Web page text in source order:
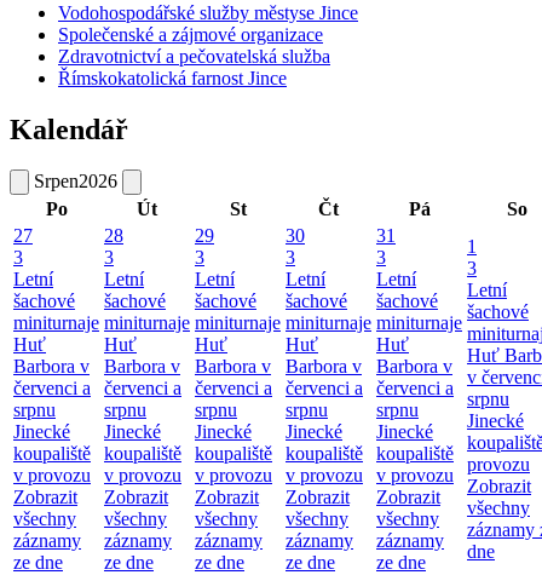
Vodohospodářské služby městyse Jince
Společenské a zájmové organizace
Zdravotnictví a pečovatelská služba
Římskokatolická farnost Jince
Kalendář
Srpen2026
Po
Út St Čt Pá
So
27
3
Letní
šachové
miniturnaje
Huť
Barbora v
červenci a
srpnu
Jinecké
koupaliště
v provozu
Zobrazit
všechny
záznamy
ze dne
28
3
Letní
šachové
miniturnaje
Huť
Barbora v
červenci a
srpnu
Jinecké
koupaliště
v provozu
Zobrazit
všechny
záznamy
ze dne
29
3
Letní
šachové
miniturnaje
Huť
Barbora v
červenci a
srpnu
Jinecké
koupaliště
v provozu
Zobrazit
všechny
záznamy
ze dne
30
3
Letní
šachové
miniturnaje
Huť
Barbora v
červenci a
srpnu
Jinecké
koupaliště
v provozu
Zobrazit
všechny
záznamy
ze dne
31
3
Letní
šachové
miniturnaje
Huť
Barbora v
červenci a
srpnu
Jinecké
koupaliště
v provozu
Zobrazit
všechny
záznamy
ze dne
1
3
Letní
šachové
Huť
v
srpnu
Jinecké
provozu
Zobrazit
všechny
záznamy
dne